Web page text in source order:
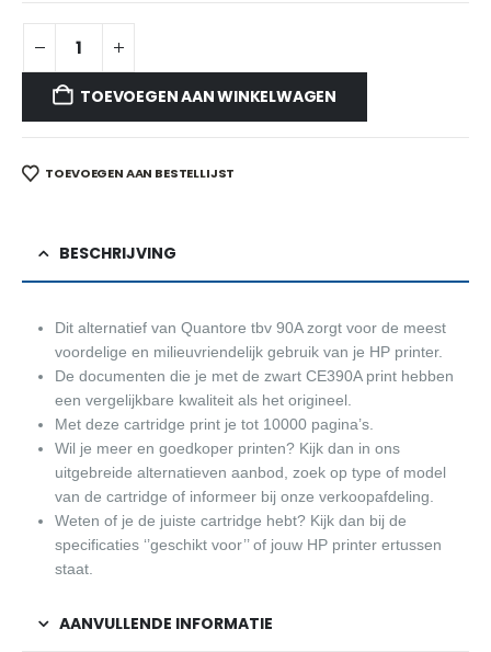
TOEVOEGEN AAN WINKELWAGEN
TOEVOEGEN AAN BESTELLIJST
BESCHRIJVING
Dit alternatief van Quantore tbv 90A zorgt voor de meest
voordelige en milieuvriendelijk gebruik van je HP printer.
De documenten die je met de zwart CE390A print hebben
een vergelijkbare kwaliteit als het origineel.
Met deze cartridge print je tot 10000 pagina’s.
Wil je meer en goedkoper printen? Kijk dan in ons
uitgebreide alternatieven aanbod, zoek op type of model
van de cartridge of informeer bij onze verkoopafdeling.
Weten of je de juiste cartridge hebt? Kijk dan bij de
specificaties ‘’geschikt voor’’ of jouw HP printer ertussen
staat.
AANVULLENDE INFORMATIE